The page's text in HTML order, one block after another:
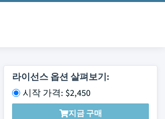
라이선스 옵션 살펴보기:
시작 가격: $2,450
지금 구매